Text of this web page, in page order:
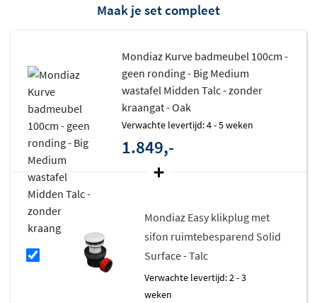
gemakkelijk schoon te houden. Het niet-poreuze
bacteriën. Bovendien voelt Solid Surface warm en
comfortabel aan, een prettig verschil met koud
keramiek.
Karaktervolle ribbel afwerking
De fronten van het Kurve badmeubel zijn voorzien van
een opvallende
ribbel afwerking
eigentijdse en karaktervolle uitstraling geeft. Deze
structuur zorgt voor een speels lichteffect en maakt elk
meubel uniek. De melamine kast is uitgevoerd in een
matte afwerking en verkrijgbaar in de warme
houtdecors Oak, Walnut en Shadow, zodat je altijd een
kleur vindt die past bij jouw interieur.
Maak je set compleet
Mondiaz Kurve badmeubel 100cm -
geen ronding - Big Medium
wastafel Midden Talc - zonder
kraangat - Oak
Verwachte levertijd: 4 - 5 weken
1.849,-
Mondiaz Easy klikplug met
sifon ruimtebesparend Solid
Surface - Talc
Verwachte levertijd: 2 - 3
weken